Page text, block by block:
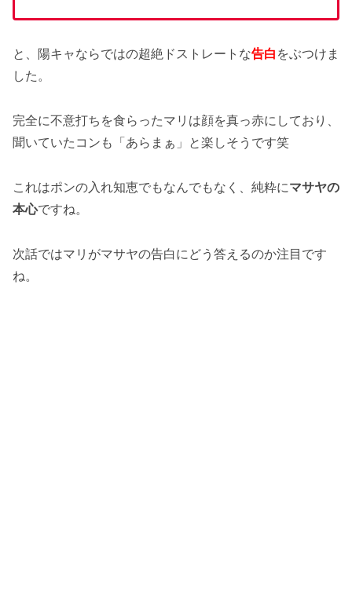
と、陽キャならではの超絶ドストレートな告白 をぶつけま
した。
完全に不意打ちを食らったマリは顔を真っ赤にしており、
聞いていたコンも「あらまぁ」と楽しそうです笑
これはポンの入れ知恵でもなんでもなく、純粋にマサヤの
本心ですね。
次話ではマリがマサヤの告白にどう答えるのか注目です
ね。